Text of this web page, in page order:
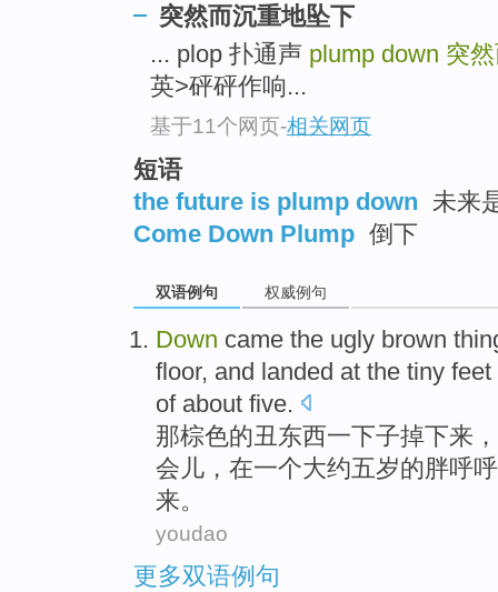
突然而沉重地坠下
... plop 扑通声 plump down 突
英>砰砰作响...
基于11个网页-相关网页
短语
the future is plump down 未来
Come Down Plump 倒下
双语例句 权威例句
Down came the ugly brown
floor, and landed at the tiny feet
of about five.
那棕色的丑 东西一下子掉下来 ，
会儿， 在一个大约五岁的胖呼呼
来。
youdao
更多双语例句